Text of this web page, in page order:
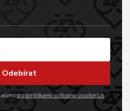
Odebírat
podmínkami ochrany osobních